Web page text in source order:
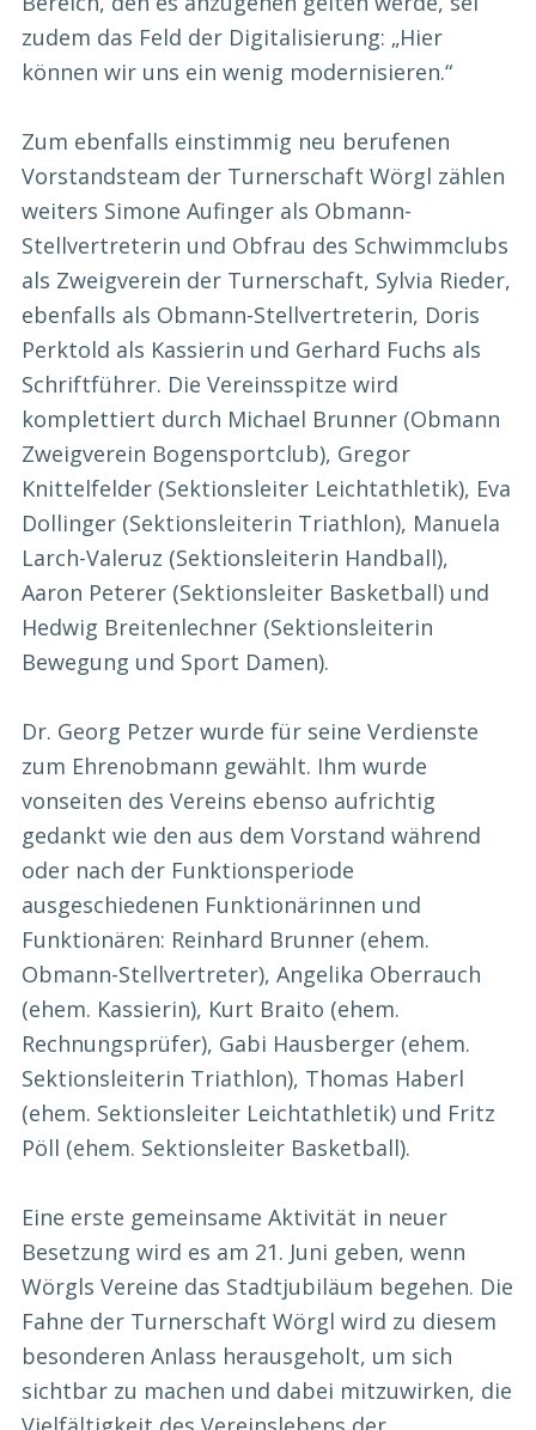
zudem das Feld der Digitalisierung: „Hier
können wir uns ein wenig modernisieren.“
Zum ebenfalls einstimmig neu berufenen
Vorstandsteam der Turnerschaft Wörgl zählen
weiters Simone Aufinger als Obmann-
Stellvertreterin und Obfrau des Schwimmclubs
als Zweigverein der Turnerschaft, Sylvia Rieder,
ebenfalls als Obmann-Stellvertreterin, Doris
Perktold als Kassierin und Gerhard Fuchs als
Schriftführer. Die Vereinsspitze wird
komplettiert durch Michael Brunner (Obmann
Zweigverein Bogensportclub), Gregor
Knittelfelder (Sektionsleiter Leichtathletik), Eva
Dollinger (Sektionsleiterin Triathlon), Manuela
Larch-Valeruz (Sektionsleiterin Handball),
Aaron Peterer (Sektionsleiter Basketball) und
Hedwig Breitenlechner (Sektionsleiterin
Bewegung und Sport Damen).
Dr. Georg Petzer wurde für seine Verdienste
zum Ehrenobmann gewählt. Ihm wurde
vonseiten des Vereins ebenso aufrichtig
gedankt wie den aus dem Vorstand während
oder nach der Funktionsperiode
ausgeschiedenen Funktionärinnen und
Funktionären: Reinhard Brunner (ehem.
Obmann-Stellvertreter), Angelika Oberrauch
(ehem. Kassierin), Kurt Braito (ehem.
Rechnungsprüfer), Gabi Hausberger (ehem.
Sektionsleiterin Triathlon), Thomas Haberl
(ehem. Sektionsleiter Leichtathletik) und Fritz
Pöll (ehem. Sektionsleiter Basketball).
Eine erste gemeinsame Aktivität in neuer
Besetzung wird es am 21. Juni geben, wenn
Wörgls Vereine das Stadtjubiläum begehen. Die
Fahne der Turnerschaft Wörgl wird zu diesem
besonderen Anlass herausgeholt, um sich
sichtbar zu machen und dabei mitzuwirken, die